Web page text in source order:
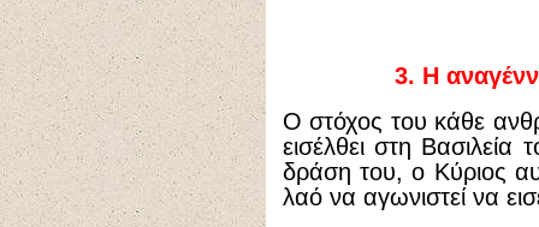
3. Η
Ο στόχος του κάθε
εισέλθει στη
δράση του, ο Κύριος
λαό να αγωνιστεί να